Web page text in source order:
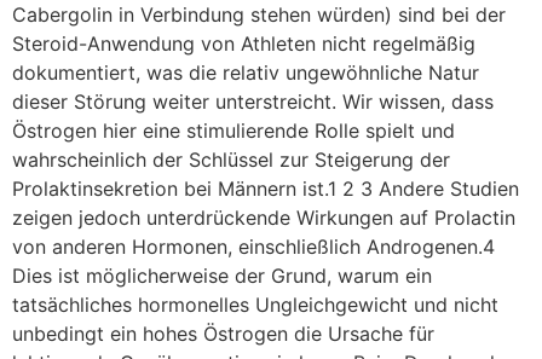
Cabergolin in Verbindung stehen würden) sind bei der
Steroid-Anwendung von Athleten nicht regelmäßig
dokumentiert, was die relativ ungewöhnliche Natur
dieser Störung weiter unterstreicht. Wir wissen, dass
Östrogen hier eine stimulierende Rolle spielt und
wahrscheinlich der Schlüssel zur Steigerung der
Prolaktinsekretion bei Männern ist.1 2 3 Andere Studien
zeigen jedoch unterdrückende Wirkungen auf Prolactin
von anderen Hormonen, einschließlich Androgenen.4
Dies ist möglicherweise der Grund, warum ein
tatsächliches hormonelles Ungleichgewicht und nicht
unbedingt ein hohes Östrogen die Ursache für